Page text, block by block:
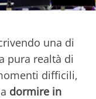
una di
pura realtà di
difficili,
dormire in